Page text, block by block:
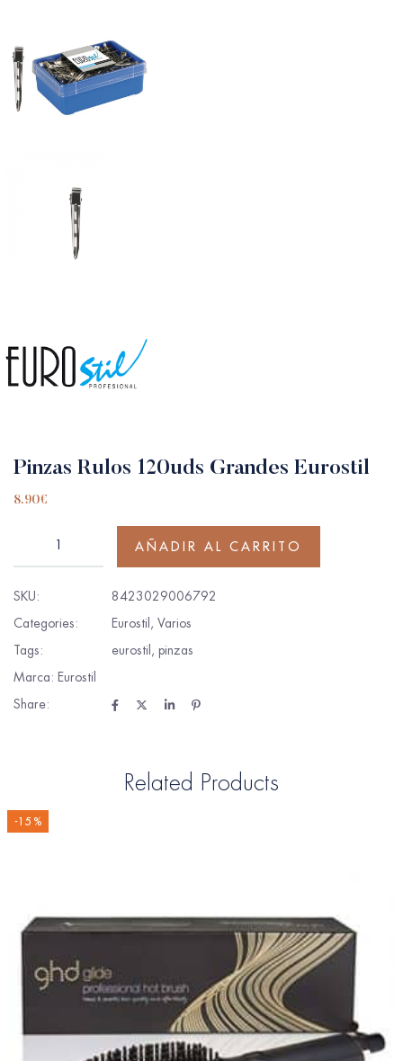
Pinzas Rulos 120uds Grandes Eurostil
8.90€
AÑADIR AL CARRITO
SKU:
8423029006792
Categories:
Eurostil , Varios
Tags:
eurostil , pinzas
Marca: Eurostil
Share:
Related Products
-15 %